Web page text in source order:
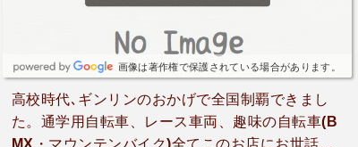
画像は著作権で保護されている場合があります。
高校時代､ギンリンのおかげで全国制覇できまし
た。通学用自転車、レース車両、趣味の自転車(B
MX・マウンテンバイク)全てこのお店にお世話に